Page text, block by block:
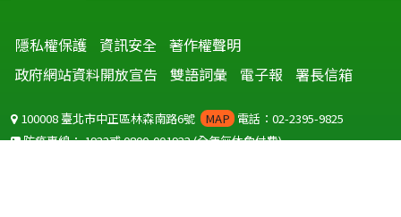
隱私權保護 資訊安全 著作權聲明
政府網站資料開放宣告
雙語詞彙 電子報 署長信箱
100008 臺北市中正區林森南路6號 MAP 電話：02-2395-9825
防疫專線：1922或0800-001922(全年無休免付費)